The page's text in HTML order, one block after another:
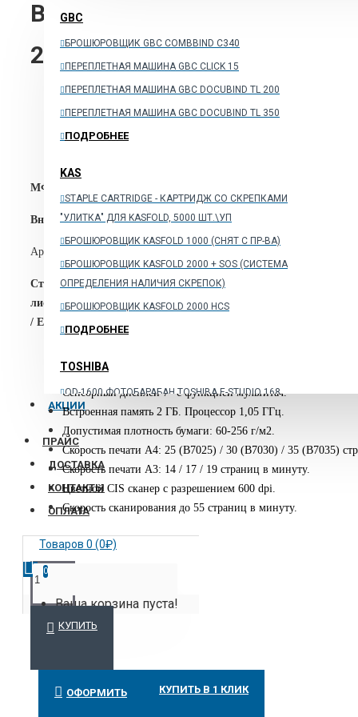
GBC
БРОШЮРОВЩИК GBC COMBBIND C340
ПЕРЕПЛЕТНАЯ МАШИНА GBC CLICK 15
ПЕРЕПЛЕТНАЯ МАШИНА GBC DOCUBIND TL 200
ПЕРЕПЛЕТНАЯ МАШИНА GBC DOCUBIND TL 350
ПОДРОБНЕЕ
KAS
STAPLE CARTRIDGE - КАРТРИДЖ СО СКРЕПКАМИ
"УЛИТКА" ДЛЯ KASFOLD, 5000 ШТ.\УП
БРОШЮРОВЩИК KASFOLD 1000 (CНЯТ С ПР-ВА)
БРОШЮРОВЩИК KASFOLD 2000 + SOS (СИСТЕМА
ОПРЕДЕЛЕНИЯ НАЛИЧИЯ СКРЕПОК)
БРОШЮРОВЩИК KASFOLD 2000 HCS
ПОДРОБНЕЕ
TOSHIBA
OD-1600 ФОТОБАРАБАН TOSHIBA E-STUDIO 168
АВТОПОДАТЧИК ДОКУМЕНТОВ (ADF) TOSHIBA MR-
2020 НА 100 ЛИСТОВ
ТОНЕР TOSHIBA T-1810E-5K ДЛЯ E-STUDIO181
FOLDNAK
БУКЛЕТМЕЙКЕР FOLDNAK 80
БУКЛЕТМЕЙКЕР FOLDNAK M2
АКЦИИ
ПРАЙС
ДОСТАВКА
КОНТАКТЫ
ОПЛАТА
Товаров 0 (0₽)
0
Ваша корзина пуста!
B7001V_D МФУ Xerox
245900₽
МФУ Xerox VersaLink B7025
Внимание: при покупке МФУ обязательна
Артикул: B7001V_D
Cтандартная комплектация: ПРИНТЕР-КОПИР-СКАНЕР (факс-
листов\дуплекс\ лоток на 500 листов/стартовый тонер на 15
/ Ethernet / опционально Wi-Fi 802.11n и Wi-Fi Direct
Максимальный формат бумаги: A3.
Сенсорный дисплей 7″ с функцией мультитач.
Встроенная память 2 ГБ. Процессор 1,05 ГГц.
Допустимая плотность бумаги: 60-256 г/м2.
Скорость печати A4: 25 (B7025) / 30 (B7030) / 35 (B7035)
Скорость печати A3: 14 / 17 / 19 страниц в минуту.
Цветной CIS сканер с разрешением 600 dpi.
Скорость сканирования до 55 страниц в минуту.
КУПИТЬ
ОФОРМИТЬ КУПИТЬ В 1 КЛИК